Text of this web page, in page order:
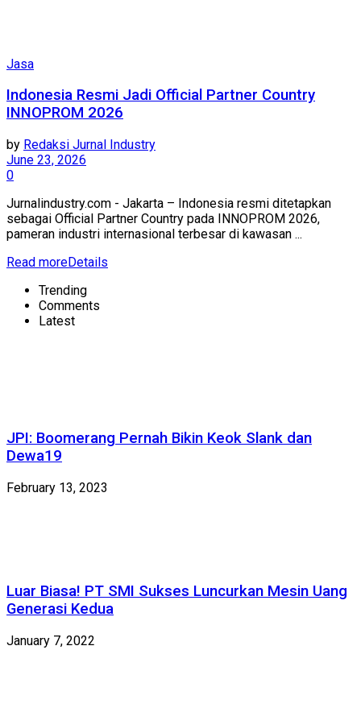
Jasa
Indonesia Resmi Jadi Official Partner Country
INNOPROM 2026
by Redaksi Jurnal Industry
June 23, 2026
0
Jurnalindustry.com - Jakarta – Indonesia resmi ditetapkan
sebagai Official Partner Country pada INNOPROM 2026,
pameran industri internasional terbesar di kawasan ...
Read moreDetails
Trending
Comments
Latest
JPI: Boomerang Pernah Bikin Keok Slank dan
Dewa19
February 13, 2023
Luar Biasa! PT SMI Sukses Luncurkan Mesin Uang
Generasi Kedua
January 7, 2022